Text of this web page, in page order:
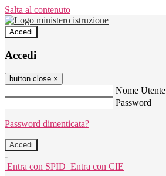
Salta al contenuto
Accedi
Accedi
button close ×
Nome Utente
Password
Password dimenticata?
-
Entra con SPID Entra con CIE